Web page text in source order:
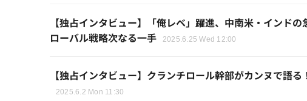
【独占インタビュー】「俺レベ」躍進、中南米・インド
ローバル戦略次なる一手
2025.6.25 Wed 12:00
【独占インタビュー】クランチロール幹部がカンヌで語
2025.6.2 Mon 11:30